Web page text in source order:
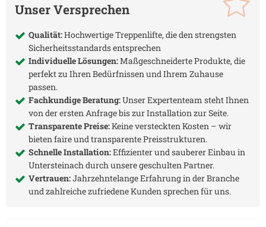
Unser Versprechen
Qualität:Hochwertige Treppenlifte, die den strengsten
Sicherheitsstandards entsprechen
Individuelle Lösungen:Maßgeschneiderte Produkte, die
perfekt zu Ihren Bedürfnissen und Ihrem Zuhause
passen.
Fachkundige Beratung:Unser Expertenteam steht Ihnen
von der ersten Anfrage bis zur Installation zur Seite.
Transparente Preise:Keine versteckten Kosten – wir
bieten faire und transparente Preisstrukturen.
Schnelle Installation:Effizienter und sauberer Einbau in
Untersteinachdurch unsere geschulten Partner.
Vertrauen:Jahrzehntelange Erfahrung in der Branche
und zahlreiche zufriedene Kunden sprechen für uns.